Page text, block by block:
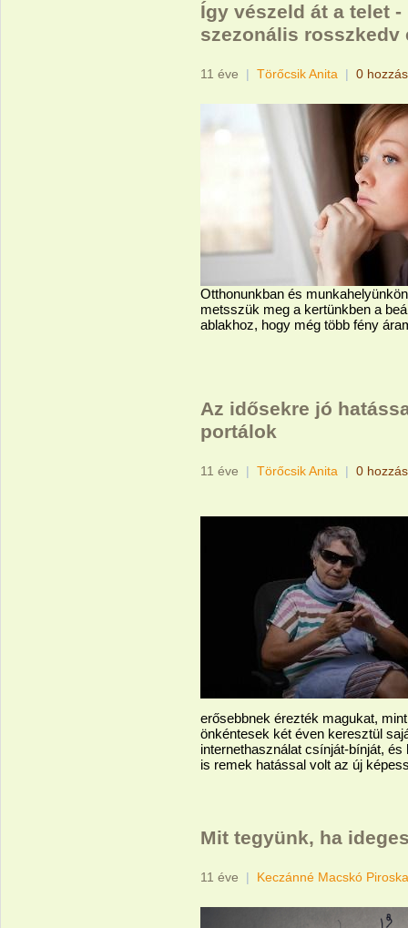
Így vészeld át a telet
szezonális rosszkedv
11 éve | Törőcsik Anita | 0
Otthonunkban és
metsszük meg a kertünkben a
ablakhoz, hogy még több fény
Az idősekre jó
portálok
11 éve | Törőcsik Anita | 0
erősebbnek érezték magukat,
önkéntesek két éven keresztül
internethasználat csínját-bínját,
is remek hatással volt az új
Mit tegyünk, ha
11 éve | Keczánné Macskó Piroska